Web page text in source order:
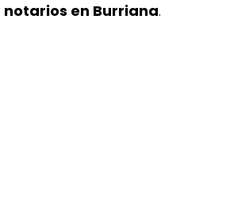
notarios en Burriana.